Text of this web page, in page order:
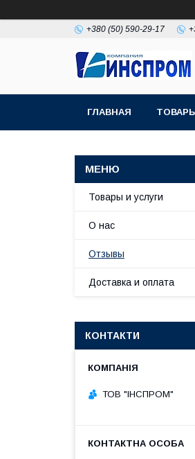
+380 (50) 590-29-17
ГЛАВНАЯ
Товары и услуги
О нас
Отзывы
Доставка и оплата
КОНТАКТИ
ТОВ "ІНСПРОМ"